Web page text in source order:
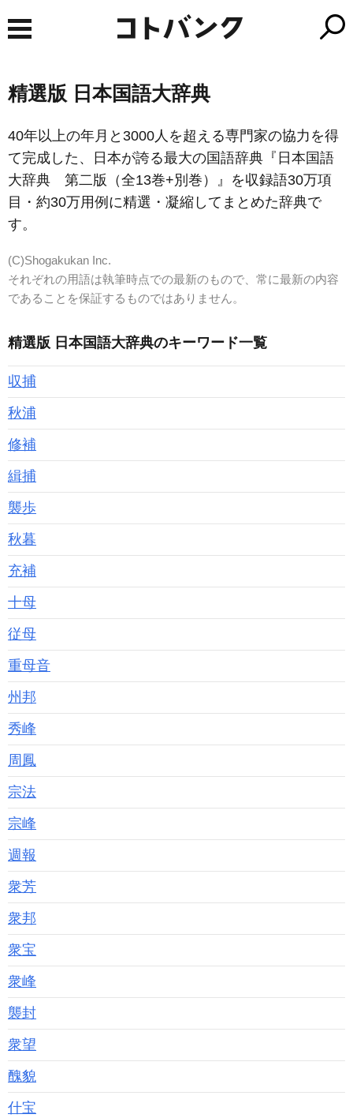
精選版 日本国語大辞典
40年以上の年月と3000人を超える専門家の協力を得
て完成した、日本が誇る最大の国語辞典『日本国語
大辞典 第二版（全13巻+別巻）』を収録語30万項
目・約30万用例に精選・凝縮してまとめた辞典で
す。
(C)Shogakukan Inc.
それぞれの用語は執筆時点での最新のもので、常に最新の内容
であることを保証するものではありません。
精選版 日本国語大辞典のキーワード一覧
収捕
秋浦
修補
緝捕
襲歩
秋暮
充補
十母
従母
重母音
州邦
秀峰
周鳳
宗法
宗峰
週報
衆芳
衆邦
衆宝
衆峰
襲封
衆望
醜貌
什宝